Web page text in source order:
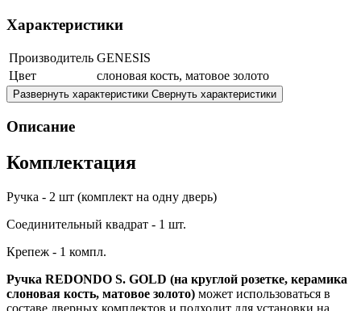
Характеристики
Производитель GENESIS
Цвет
слоновая кость, матовое золото
Развернуть характеристики Свернуть характеристики
Описание
Комплектация
Ручка - 2 шт (комплект на одну дверь)
Соединительный квадрат - 1 шт.
Крепеж - 1 компл.
Ручка REDONDO S. GOLD (на круглой розетке, керамика
слоновая кость, матовое золото) может использоваться в
составе дверных комплектов и подходит для установки на